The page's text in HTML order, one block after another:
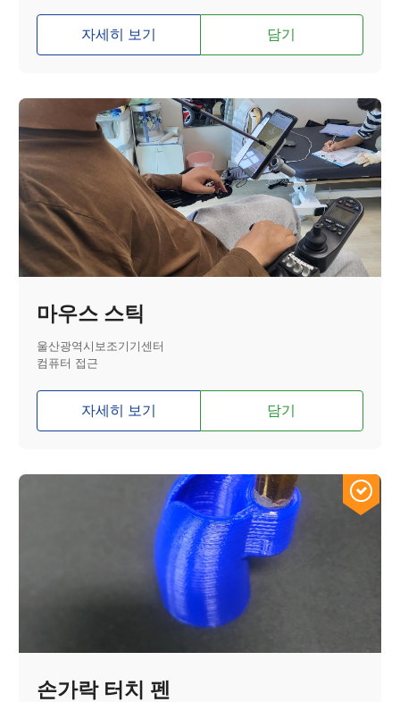
자세히 보기 담기
마우스 스틱
울산광역시보조기기센터
컴퓨터 접근
자세히 보기 담기
손가락 터치 펜